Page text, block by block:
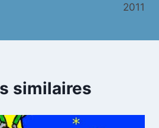
2011
similaires